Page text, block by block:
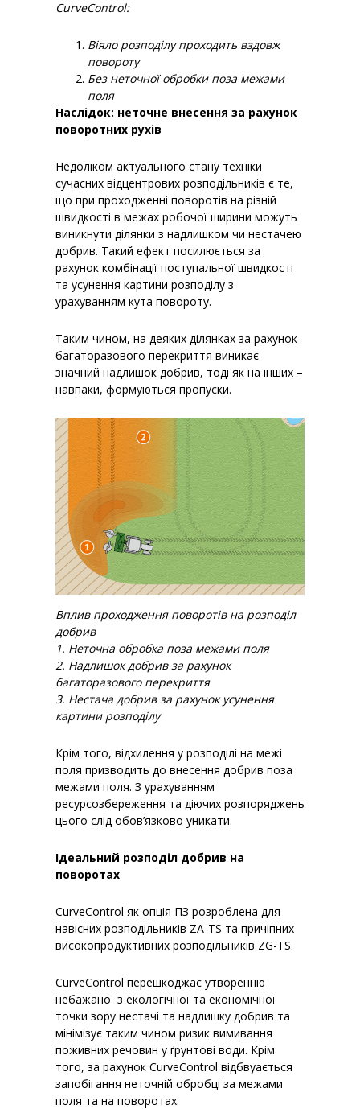
CurveControl:
Віяло розподілу проходить вздовж
повороту
Без неточної обробки поза межами
поля
Наслідок: неточне внесення за рахунок
поворотних рухів
Недоліком актуального стану техніки
сучасних відцентрових розподільників є те,
що при проходженні поворотів на різній
швидкості в межах робочої ширини можуть
виникнути ділянки з надлишком чи нестачею
добрив. Такий ефект посилюється за
рахунок комбінації поступальної швидкості
та усунення картини розподілу з
урахуванням кута повороту.
Таким чином, на деяких ділянках за рахунок
багаторазового перекриття виникає
значний надлишок добрив, тоді як на інших –
навпаки, формуються пропуски.
Вплив проходження поворотів на розподіл
добрив
1. Неточна обробка поза межами поля
2. Надлишок добрив за рахунок
багаторазового перекриття
3. Нестача добрив за рахунок усунення
картини розподілу
Крім того, відхилення у розподілі на межі
поля призводить до внесення добрив поза
межами поля. З урахуванням
ресурсозбереження та діючих розпоряджень
цього слід обов’язково уникати.
Ідеальний розподіл добрив на
поворотах
CurveControl як опція ПЗ розроблена для
навісних розподільників ZA-TS та причіпних
високопродуктивних розподільників ZG-TS.
CurveControl перешкоджає утворенню
небажаної з екологічної та економічної
точки зору нестачі та надлишку добрив та
мінімізує таким чином ризик вимивання
поживних речовин у ґрунтові води. Крім
того, за рахунок CurveControl відбвуається
запобігання неточній обробці за межами
поля та на поворотах.